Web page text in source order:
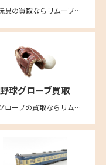
知育玩具の買取ならリムーブ。不用になった知育玩具は宅配買取で簡単に売ることができます。リトルダッチやリーウッド、ブリオ、ボーネルンドといった海外知育玩具の人気ブランドは特に買取強化中！
野球グローブ買取
野球グローブの買取ならリムーブ。新品も中古品も送料、査定料一切無料、全国対応の宅配買取。ミズノやゼット、SSK、久保田スラッガー、デサント、アシックス、ナイキ、アンダーアーマー、ハタケヤマ、ローリングス、アディダスなど他にも幅広いメーカーを買取しております。野球グローブの売却は宅配買取が便利